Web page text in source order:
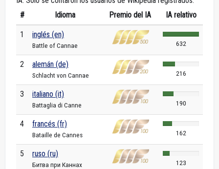
#
Idioma Premio del IA IA relativo
1 inglés (en)
Battle of Cannae 632
2 alemán (de)
Schlacht von Cannae 216
3 italiano (it)
Battaglia di Canne 190
4 francés (fr)
Bataille de Cannes 162
5 ruso (ru)
Битва при Каннах 123